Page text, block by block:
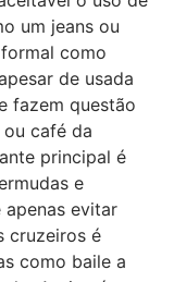
um jeans ou
como
de usada
fazem questão
café da
principal é
e
evitar
cruzeiros é
como baile a